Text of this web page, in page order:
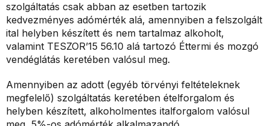
szolgáltatás csak abban az esetben tartozik
kedvezményes adómérték alá, amennyiben a felszolgált
ital helyben készített és nem tartalmaz alkoholt,
valamint TESZOR’15 56.10 alá tartozó Éttermi és mozgó
vendéglátás keretében valósul meg.
Amennyiben az adott (egyéb törvényi feltételeknek
megfelelő) szolgáltatás keretében ételforgalom és
helyben készített, alkoholmentes italforgalom valósul